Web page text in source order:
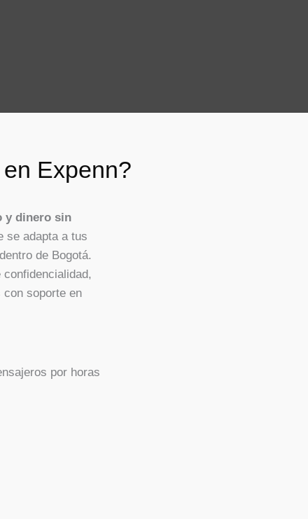
Expenn?
y dinero sin
se adapta a tus
de Bogotá.
con soporte en